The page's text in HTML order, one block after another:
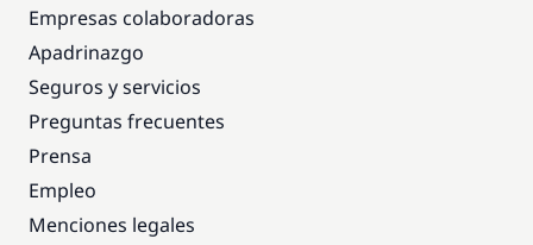
Empresas colaboradoras
Apadrinazgo
Seguros y servicios
Preguntas frecuentes
Prensa
Empleo
Menciones legales